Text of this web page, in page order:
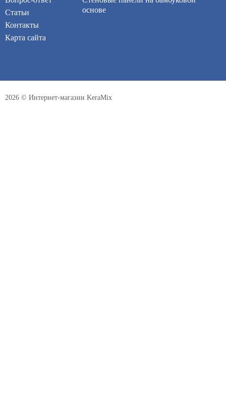
Статьи
Контакты
Карта сайта
основе
2026 © Интернет-магазин KeraMix